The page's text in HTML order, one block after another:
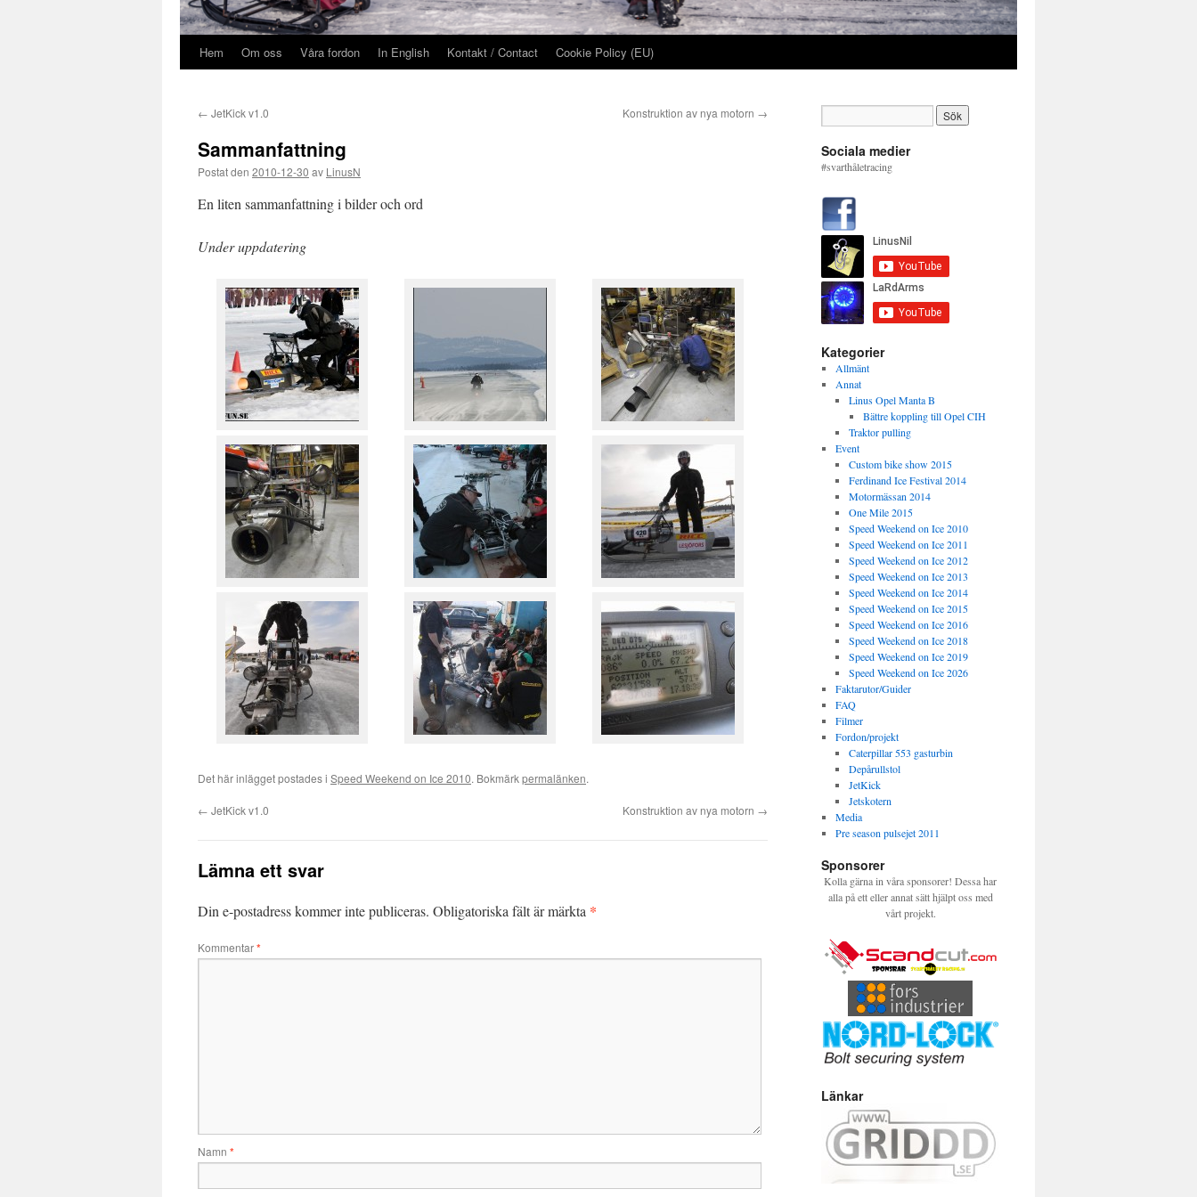
Hem Om oss Våra fordon In English Kontakt / Contact Cookie Policy (EU)
← JetKick v1.0 Konstruktion av nya motorn →
Sammanfattning
Postat den 2010-12-30 av LinusN
En liten sammanfattning i bilder och ord
Under uppdatering
Det här inlägget postades i Speed Weekend on Ice 2010. Bokmärkpermalänken.
← JetKick v1.0 Konstruktion av nya motorn →
Lämna ett svar
Din e-postadress kommer inte publiceras. Obligatoriska fält är märkta *
Kommentar*
Namn *
Sociala medier
#svarthåletracing
Kategorier
Allmänt
Annat
Linus Opel Manta B
Bättre koppling till Opel CIH
Traktor pulling
Event
Custom bike show 2015
Ferdinand Ice Festival 2014
Motormässan 2014
One Mile 2015
Speed Weekend on Ice 2010
Speed Weekend on Ice 2011
Speed Weekend on Ice 2012
Speed Weekend on Ice 2013
Speed Weekend on Ice 2014
Speed Weekend on Ice 2015
Speed Weekend on Ice 2016
Speed Weekend on Ice 2018
Speed Weekend on Ice 2019
Speed Weekend on Ice 2026
Faktarutor/Guider
FAQ
Filmer
Fordon/projekt
Caterpillar 553 gasturbin
Depårullstol
JetKick
Jetskotern
Media
Pre season pulsejet 2011
Sponsorer
Kolla gärna in våra sponsorer! Dessa har
alla på ett eller annat sätt hjälpt oss med
vårt projekt.
Länkar